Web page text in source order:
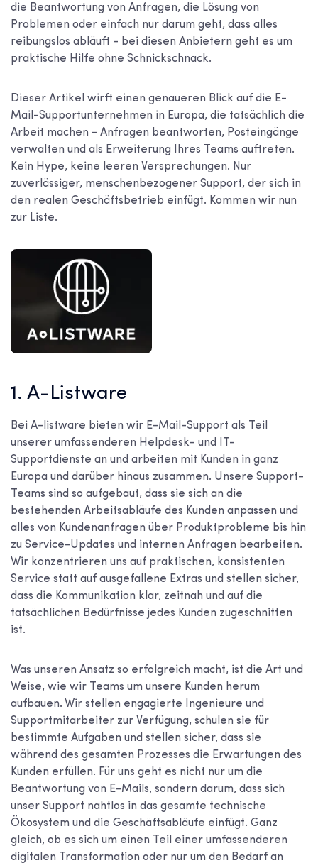
die Beantwortung von Anfragen, die Lösung von
Problemen oder einfach nur darum geht, dass alles
reibungslos abläuft - bei diesen Anbietern geht es um
praktische Hilfe ohne Schnickschnack.
Dieser Artikel wirft einen genaueren Blick auf die E-
Mail-Supportunternehmen in Europa, die tatsächlich die
Arbeit machen - Anfragen beantworten, Posteingänge
verwalten und als Erweiterung Ihres Teams auftreten.
Kein Hype, keine leeren Versprechungen. Nur
zuverlässiger, menschenbezogener Support, der sich in
den realen Geschäftsbetrieb einfügt. Kommen wir nun
zur Liste.
1. A-Listware
Bei A-listware bieten wir E-Mail-Support als Teil
unserer umfassenderen Helpdesk- und IT-
Supportdienste an und arbeiten mit Kunden in ganz
Europa und darüber hinaus zusammen. Unsere Support-
Teams sind so aufgebaut, dass sie sich an die
bestehenden Arbeitsabläufe des Kunden anpassen und
alles von Kundenanfragen über Produktprobleme bis hin
zu Service-Updates und internen Anfragen bearbeiten.
Wir konzentrieren uns auf praktischen, konsistenten
Service statt auf ausgefallene Extras und stellen sicher,
dass die Kommunikation klar, zeitnah und auf die
tatsächlichen Bedürfnisse jedes Kunden zugeschnitten
ist.
Was unseren Ansatz so erfolgreich macht, ist die Art und
Weise, wie wir Teams um unsere Kunden herum
aufbauen. Wir stellen engagierte Ingenieure und
Supportmitarbeiter zur Verfügung, schulen sie für
bestimmte Aufgaben und stellen sicher, dass sie
während des gesamten Prozesses die Erwartungen des
Kunden erfüllen. Für uns geht es nicht nur um die
Beantwortung von E-Mails, sondern darum, dass sich
unser Support nahtlos in das gesamte technische
Ökosystem und die Geschäftsabläufe einfügt. Ganz
gleich, ob es sich um einen Teil einer umfassenderen
digitalen Transformation oder nur um den Bedarf an